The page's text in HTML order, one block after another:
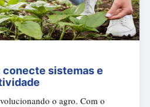
conecte sistemas e
o agro. Com o